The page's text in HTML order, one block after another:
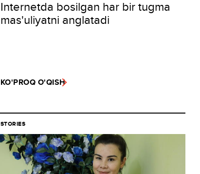
Internetda bosilgan har bir tugma
mas'uliyatni anglatadi
KO'PROQ O'QISH
STORIES